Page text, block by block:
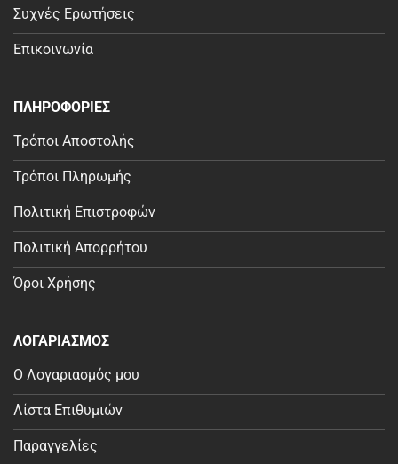
Συχνές Ερωτήσεις
Επικοινωνία
ΠΛΗΡΟΦΟΡΙΕΣ
Τρόποι Αποστολής
Τρόποι Πληρωμής
Πολιτική Επιστροφών
Πολιτική Απορρήτου
Όροι Χρήσης
ΛΟΓΑΡΙΑΣΜΟΣ
Ο Λογαριασμός μου
Λίστα Επιθυμιών
Παραγγελίες